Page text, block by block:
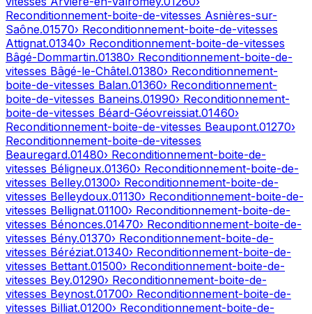
Reconditionnement-boite-de-vitesses Asnières-sur-
Saône.01570› Reconditionnement-boite-de-vitesses
Attignat.01340› Reconditionnement-boite-de-vitesses
Bâgé-Dommartin.01380› Reconditionnement-boite-de-
vitesses Bâgé-le-Châtel.01380› Reconditionnement-
boite-de-vitesses Balan.01360› Reconditionnement-
boite-de-vitesses Baneins.01990› Reconditionnement-
boite-de-vitesses Béard-Géovreissiat.01460›
Reconditionnement-boite-de-vitesses Beaupont.01270›
Reconditionnement-boite-de-vitesses
Beauregard.01480› Reconditionnement-boite-de-
vitesses Béligneux.01360› Reconditionnement-boite-de-
vitesses Belley.01300› Reconditionnement-boite-de-
vitesses Belleydoux.01130› Reconditionnement-boite-de-
vitesses Bellignat.01100› Reconditionnement-boite-de-
vitesses Bénonces.01470› Reconditionnement-boite-de-
vitesses Bény.01370› Reconditionnement-boite-de-
vitesses Béréziat.01340› Reconditionnement-boite-de-
vitesses Bettant.01500› Reconditionnement-boite-de-
vitesses Bey.01290› Reconditionnement-boite-de-
vitesses Beynost.01700› Reconditionnement-boite-de-
vitesses Billiat.01200› Reconditionnement-boite-de-